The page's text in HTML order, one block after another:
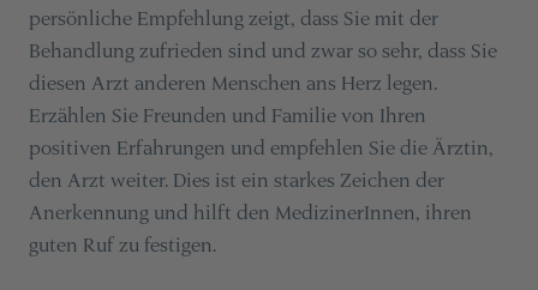
persönliche Empfehlung zeigt, dass Sie mit der
Behandlung zufrieden sind und zwar so sehr, dass Sie
diesen Arzt anderen Menschen ans Herz legen.
Erzählen Sie Freunden und Familie von Ihren
positiven Erfahrungen und empfehlen Sie die Ärztin,
den Arzt weiter. Dies ist ein starkes Zeichen der
Anerkennung und hilft den MedizinerInnen, ihren
guten Ruf zu festigen.